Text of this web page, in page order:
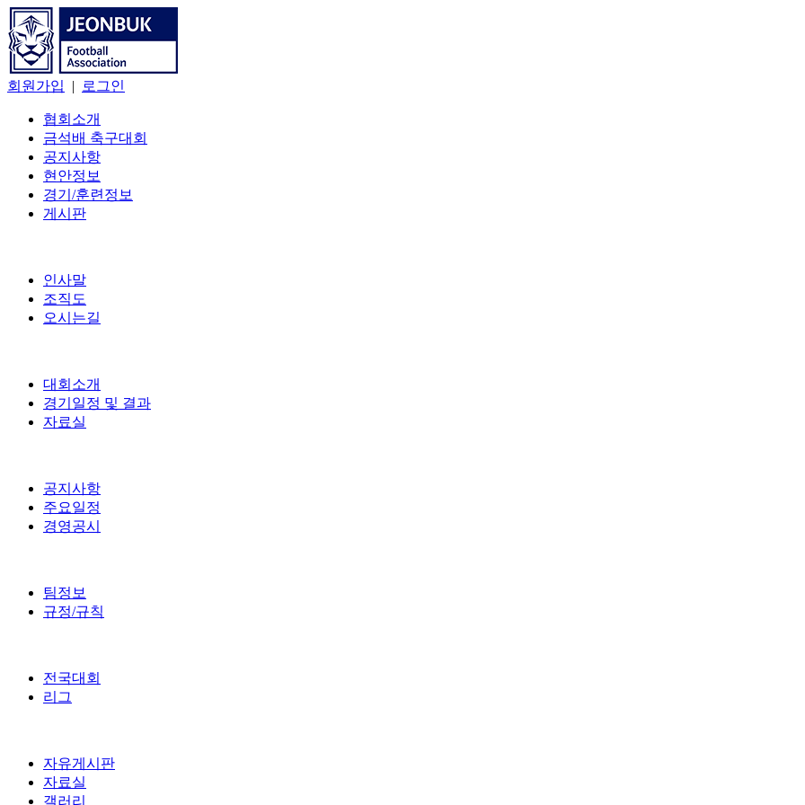
회원가입 | 로그인
협회소개
금석배 축구대회
공지사항
현안정보
경기/훈련정보
게시판
인사말
조직도
오시는길
대회소개
경기일정 및 결과
자료실
공지사항
주요일정
경영공시
팀정보
규정/규칙
전국대회
리그
자유게시판
자료실
갤러리